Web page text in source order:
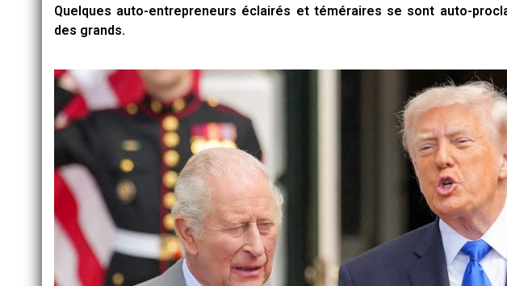
Quelques auto-entrepreneurs éclairés et téméraires se sont auto-
des grands.